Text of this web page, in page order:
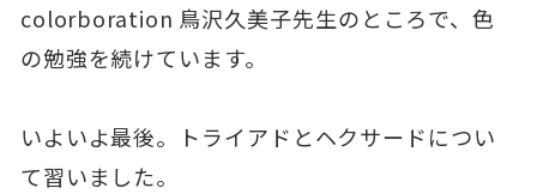
colorboration 鳥沢久美子先生のところで、色
の勉強を続けています。
いよいよ最後。トライアドとヘクサードについ
て習いました。